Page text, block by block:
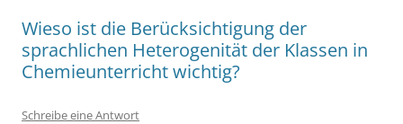
Wieso ist die Berücksichtigung der
sprachlichen Heterogenität der Klassen in
Chemieunterricht wichtig?
Schreibe eine Antwort